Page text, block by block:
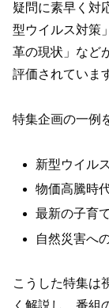
疑問に素早く対
型ウイルス対策
革の現状」など
評価されていま
特集企画の一例
新型ウイル
物価高騰時
最新の子育
自然災害へ
こうした特集は